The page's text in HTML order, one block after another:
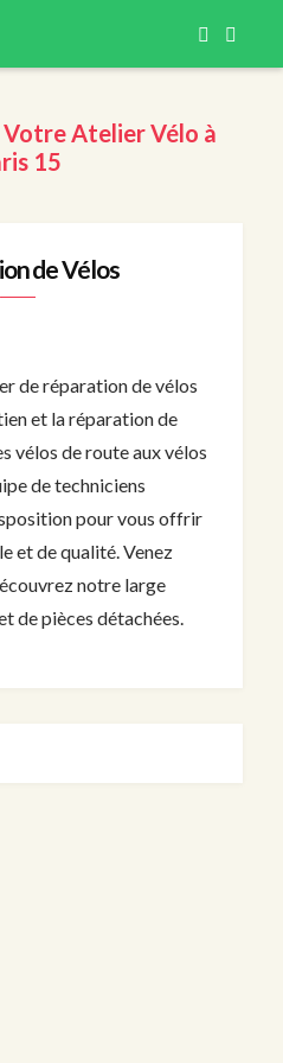
À PARIS 15
de Vélos
de réparation de vélos
et la réparation de
vélos de route aux vélos
de techniciens
pour vous offrir
et de qualité. Venez
notre large
de pièces détachées.